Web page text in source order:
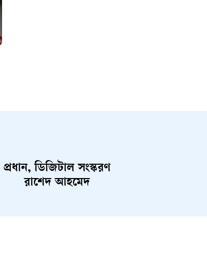
প্রধান, ডিজিটাল সংস্করণ
রাশেদ আহমেদ